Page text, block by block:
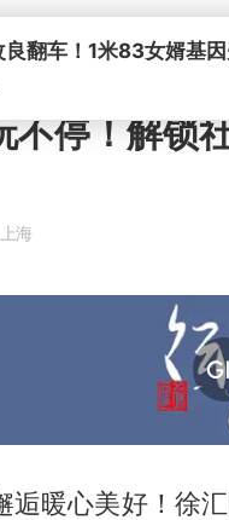
良翻车！1米83女婿基
不停！解锁
上海
逅暖心美好！徐